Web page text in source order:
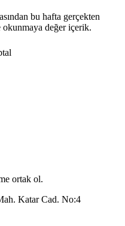
bu hafta gerçekten
okunmaya değer içerik.
ortak ol.
Katar Cad. No:4